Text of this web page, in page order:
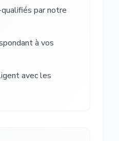
par notre
à vos
avec les